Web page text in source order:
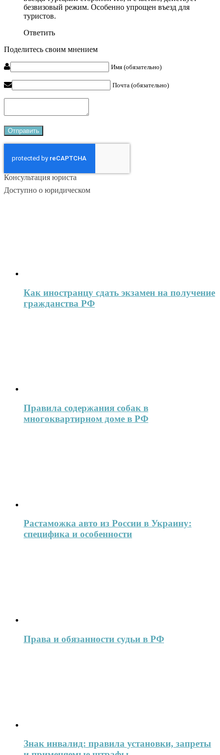
безвизовый режим. Особенно упрощен въезд для
туристов.
Ответить
Поделитесь своим мнением
Имя (обязательно)
Почта (обязательно)
Консультация юриста
Доступно о юридическом
Как иностранцу сдать экзамен на получение
гражданства РФ
Правила содержания собак в
многоквартирном доме в РФ
Растаможка авто из России в Украину:
специфика и особенности
Права и обязанности судьи в РФ
Знак инвалид: правила установки, запреты